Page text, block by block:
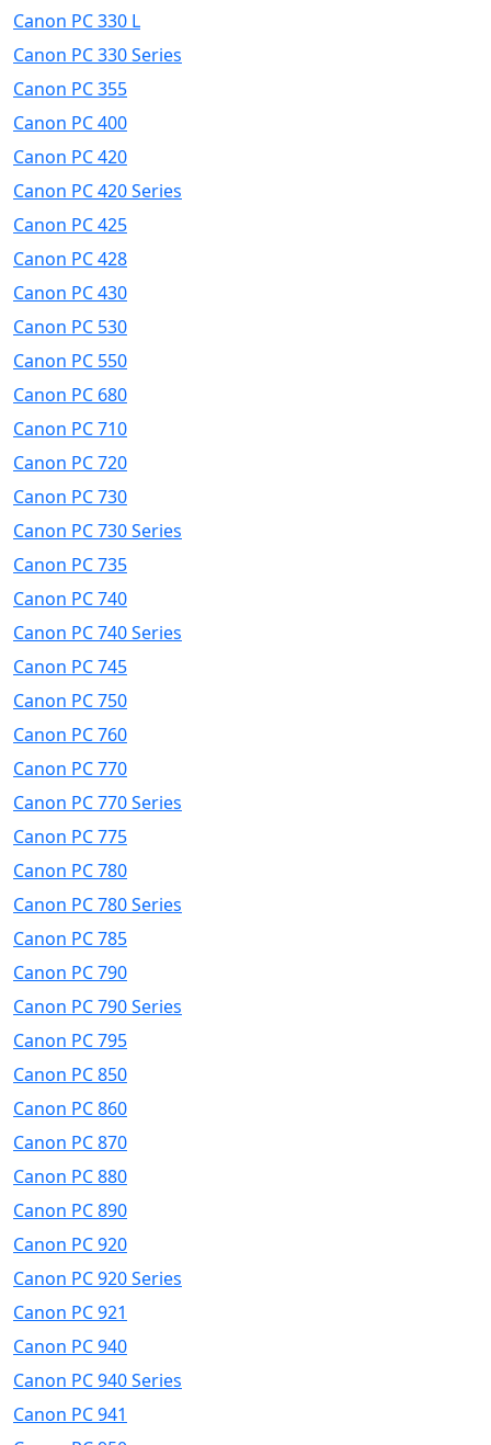
Canon PC 330 L
Canon PC 330 Series
Canon PC 355
Canon PC 400
Canon PC 420
Canon PC 420 Series
Canon PC 425
Canon PC 428
Canon PC 430
Canon PC 530
Canon PC 550
Canon PC 680
Canon PC 710
Canon PC 720
Canon PC 730
Canon PC 730 Series
Canon PC 735
Canon PC 740
Canon PC 740 Series
Canon PC 745
Canon PC 750
Canon PC 760
Canon PC 770
Canon PC 770 Series
Canon PC 775
Canon PC 780
Canon PC 780 Series
Canon PC 785
Canon PC 790
Canon PC 790 Series
Canon PC 795
Canon PC 850
Canon PC 860
Canon PC 870
Canon PC 880
Canon PC 890
Canon PC 920
Canon PC 920 Series
Canon PC 921
Canon PC 940
Canon PC 940 Series
Canon PC 941